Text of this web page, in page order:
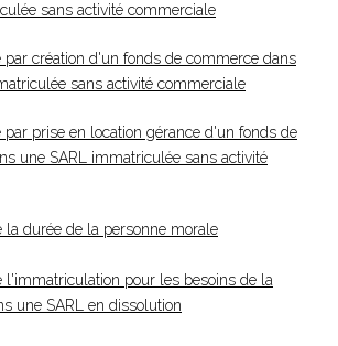
sans activité commerciale
par création d'un fonds de commerce dans
sans activité commerciale
par prise en location gérance d'un fonds de
une SARL immatriculée sans activité
la durée de la personne morale
l'immatriculation pour les besoins de la
une SARL en dissolution